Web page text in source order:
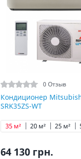
0 Отзыв
Кондиционер
SRK35ZS-WT
20 м² 25 м²
35 м²
64 130 грн.